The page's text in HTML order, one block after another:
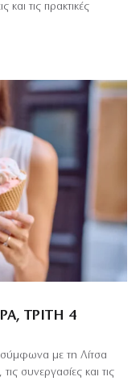
και τις πρακτικές
ΤΡΊΤΗ 4
σύμφωνα με τη Λίτσα
συνεργασίες και τις